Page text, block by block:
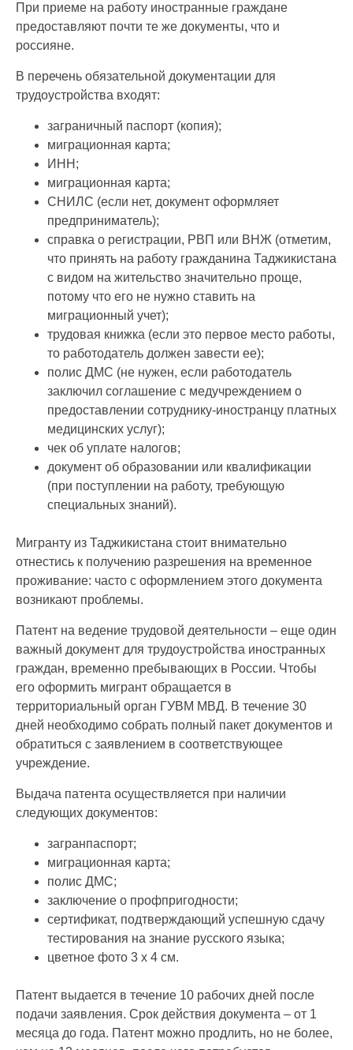
При приеме на работу иностранные граждане
предоставляют почти те же документы, что и
россияне.
В перечень обязательной документации для
трудоустройства входят:
заграничный паспорт (копия);
миграционная карта;
ИНН;
миграционная карта;
СНИЛС (если нет, документ оформляет
предприниматель);
справка о регистрации, РВП или ВНЖ (отметим,
что принять на работу гражданина Таджикистана
с видом на жительство значительно проще,
потому что его не нужно ставить на
миграционный учет);
трудовая книжка (если это первое место работы,
то работодатель должен завести ее);
полис ДМС (не нужен, если работодатель
заключил соглашение с медучреждением о
предоставлении сотруднику-иностранцу платных
медицинских услуг);
чек об уплате налогов;
документ об образовании или квалификации
(при поступлении на работу, требующую
специальных знаний).
Мигранту из Таджикистана стоит внимательно
отнестись к получению разрешения на временное
проживание: часто с оформлением этого документа
возникают проблемы.
Патент на ведение трудовой деятельности – еще один
важный документ для трудоустройства иностранных
граждан, временно пребывающих в России. Чтобы
его оформить мигрант обращается в
территориальный орган ГУВМ МВД. В течение 30
дней необходимо собрать полный пакет документов и
обратиться с заявлением в соответствующее
учреждение.
Выдача патента осуществляется при наличии
следующих документов:
загранпаспорт;
миграционная карта;
полис ДМС;
заключение о профпригодности;
сертификат, подтверждающий успешную сдачу
тестирования на знание русского языка;
цветное фото 3 х 4 см.
Патент выдается в течение 10 рабочих дней после
подачи заявления. Срок действия документа – от 1
месяца до года. Патент можно продлить, но не более,